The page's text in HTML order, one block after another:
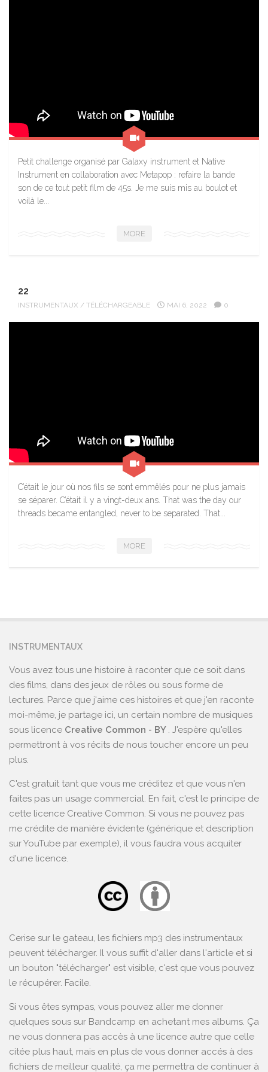
Petit challenge organisé par Galaxy instrument et Native
Instrument en collaboration avec Metapop : refaire la bande
son de ce tout petit film de 45s. Je me suis mis au boulot et
voilà le...
MORE
22
INSTRUMENTAUX / TÉLÉCHARGEABLE MAI 6, 2022 0
C’était le jour où nos fils se sont emmêlés pour ne plus jamais
se séparer. C’était il y a vingt-deux ans. That was the day our
threads became entangled, never to be separated. That...
MORE
INSTRUMENTAUX
Vous avez tous une histoire à raconter que ce soit dans
des films, dans des jeux de rôles ou sous forme de
lectures. Parce que j'aime ces histoires et que j'en raconte
moi-même, je partage ici, un certain nombre de musiques
sous licence Creative Common - BY . J'espère qu'elles
permettront à vos récits de nous toucher encore un peu
plus.
C'est gratuit tant que vous me créditez et que vous n'en
faites pas un usage commercial. En fait, c'est le principe de
cette licence Creative Common. Si vous ne pouvez pas
me crédite de manière évidente (générique et description
sur YouTube par exemple), il vous faudra vous acquiter
d'une licence.
Cerise sur le gateau, les fichiers mp3 des instrumentaux
peuvent télécharger. Il vous suffit d'aller dans l'article et si
un bouton "télécharger" est visible, c'est que vous pouvez
le récupérer. Facile.
Si vous êtes sympas, vous pouvez aller me donner
quelques sous sur Bandcamp en achetant mes albums. Ça
ne vous donnera pas accès à une licence autre que celle
citée plus haut, mais en plus de vous donner accés à des
fichiers de meilleur qualité, ça me permettra de continuer à